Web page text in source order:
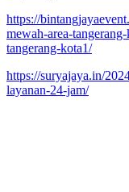
https://
mewah-area-
tangerang-kota1/
https://suryajaya.in/
layanan-24-jam/